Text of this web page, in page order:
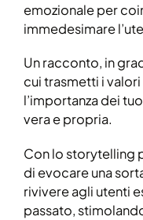
emozionale per
immedesimare
Un racconto, in
cui trasmetti i
l’importanza dei
vera e propria.
Con lo storytelling
di evocare una
rivivere agli utenti
passato,